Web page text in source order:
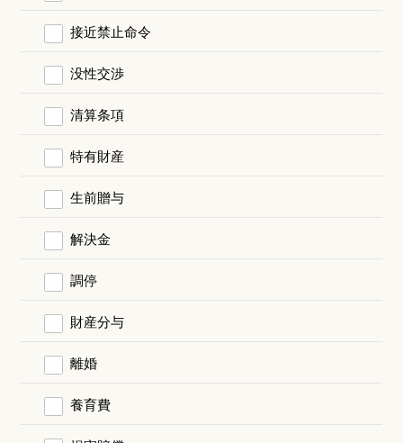
接近禁止命令
没性交渉
清算条項
特有財産
生前贈与
解決金
調停
財産分与
離婚
養育費